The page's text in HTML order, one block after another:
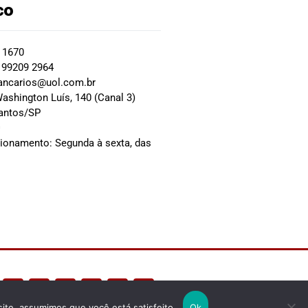
2964
Luís, 140 (Canal 3)
SP
Segunda à sexta, das